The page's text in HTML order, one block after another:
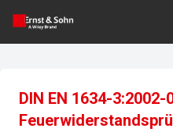
DIN EN 1634-3:2002-